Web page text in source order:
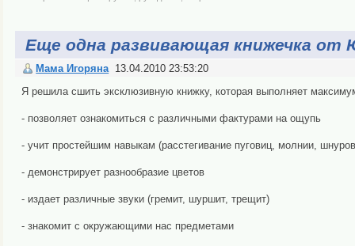
Еще одна развивающая книжечка от
Мама Игоряна 13.04.2010 23:53:20
Я решила сшить эксклюзивную книжку, которая выполняет
- позволяет ознакомиться с различными фактурами на ощупь
- учит простейшим навыкам (расстегивание пуговиц, молнии,
- демонстрирует разнообразие цветов
- издает различные звуки (гремит, шуршит, трещит)
- знакомит с окружающими нас предметами